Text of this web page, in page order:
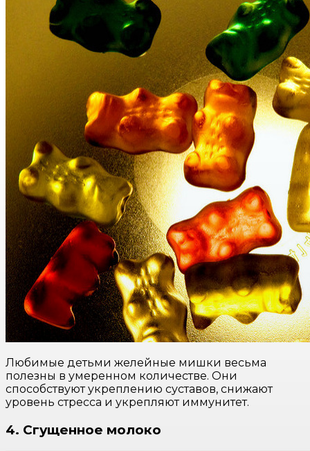
Любимые детьми желейные мишки весьма
полезны в умеренном количестве. Они
способствуют укреплению суставов, снижают
уровень стресса и укрепляют иммунитет.
4. Сгущенное молоко